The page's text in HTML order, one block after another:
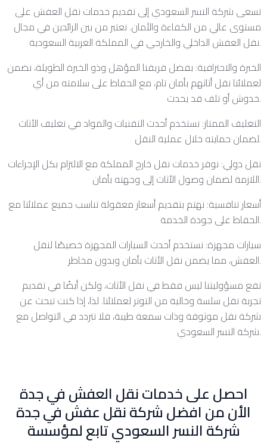
تسعى شركة النسر السعودي إلى تقديم خدمات نقل العفش على
مستوى عالي من الكفاءة والأمان. نعتبر من بين الرائدين في مجال
نقل العفش الداخلي والخارجي في المملكة العربية السعودية.
الخبرة والاحترافية: بفضل فريقنا المؤهل وذو الخبرة الطويلة، نضمن
لعملائنا نقل أثاثهم بأمان تام، مع الحفاظ على سلامته من أي
خدوش أو تلف قد يحدث.
التغليف الممتاز: نستخدم أحدث التقنيات والمواد في تغليف الأثاث
لضمان حمايته خلال عملية النقل.
نقل دولي: نوفر خدمات نقل خارج المملكة مع الالتزام بكل الإجراءات
اللازمة لضمان وصول الأثاث إلى وجهته بأمان.
أسعار تنافسية: نهتم بتقديم أسعار معقولة تناسب جميع عملائنا مع
الحفاظ على جودة الخدمة.
سيارات مجهزة: نستخدم أحدث السيارات المجهزة خصيصًا لنقل
العفش، مما يضمن نقل الأثاث بأمان وبدون مخاطر.
تقع مسؤوليتنا ليس فقط في نقل الأثاث، ولكن أيضًا في تقديم
تجربة نقل سلسة وخالية من التوتر لعملائنا. لذا، إذا كنت تبحث عن
شركة نقل موثوقة وذات سمعة طيبة، فلا تتردد في التواصل مع
شركة النسر السعودي.
احصل على خدمات نقل العفش في جدة
الأن من افضل شركة نقل عفش في جدة
شركة النسر السعودي تابع لمؤسسة